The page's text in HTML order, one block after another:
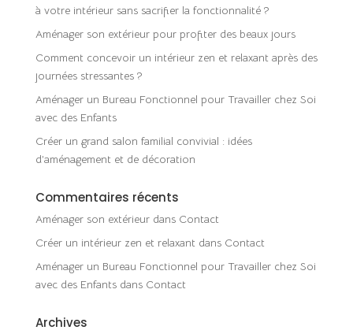
à votre intérieur sans sacrifier la fonctionnalité ?
Aménager son extérieur pour profiter des beaux jours
Comment concevoir un intérieur zen et relaxant après des
journées stressantes ?
Aménager un Bureau Fonctionnel pour Travailler chez Soi
avec des Enfants
Créer un grand salon familial convivial : idées
d’aménagement et de décoration
Commentaires récents
Aménager son extérieurdans Contact
Créer un intérieur zen et relaxant dans Contact
Aménager un Bureau Fonctionnel pour Travailler chez Soi
avec des Enfantsdans Contact
Archives